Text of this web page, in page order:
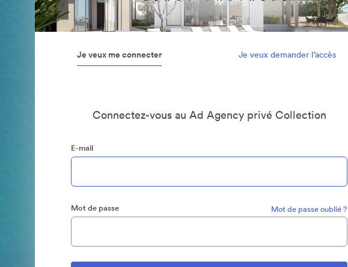
Je veux me connecter Je veux demander l’accès
Connectez-vous au Ad Agency privé Collection
E-mail
Mot de passe Mot de passe oublié ?